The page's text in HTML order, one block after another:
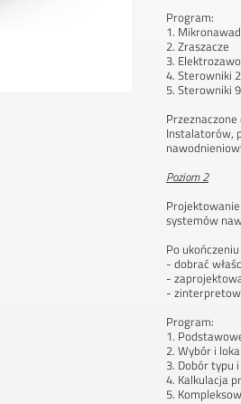
Program:
1.
2. Zraszacze
3.
4. Sterowniki
5. Sterowniki
Przeznaczone
Instalatorów,
Poziom 2
systemów
Po
- dobrać
-
-
Program:
1.
2. Wybór i
3. Dobór typu
4. Kalkulacja
5.